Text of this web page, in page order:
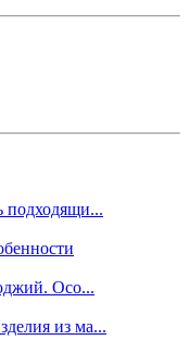
подходящи...
Осо...
из ма...